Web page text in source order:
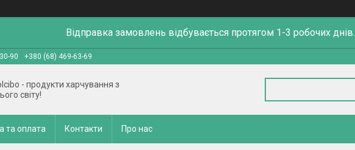
Відправка замовлень відбувається протягом 1-3 робочих днів.
90 +380 (68) 469-63-69
- продукти харчування з
світу!
та оплата Контакти Про нас